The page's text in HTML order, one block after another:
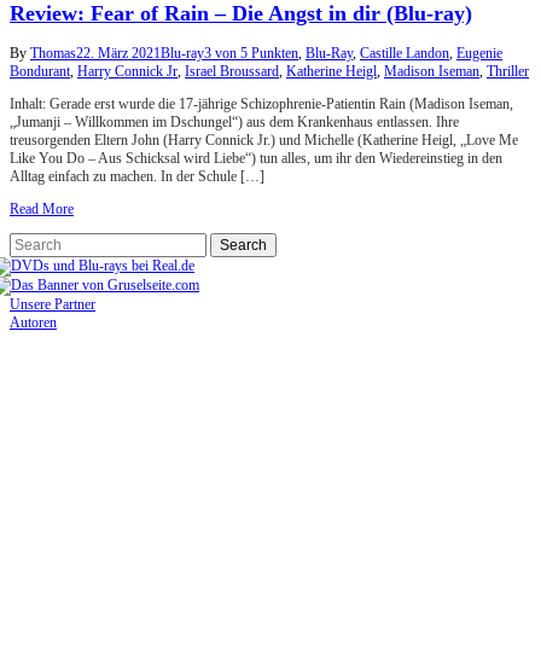
Review: Fear of Rain – Die Angst in dir (Blu-ray)
By Thomas22. März 2021Blu-ray3 von 5 Punkten, Blu-Ray, Castille Landon, Eugenie
Bondurant, Harry Connick Jr, Israel Broussard, Katherine Heigl, Madison Iseman, Thriller
Inhalt: Gerade erst wurde die 17-jährige Schizophrenie-Patientin Rain (Madison Iseman,
„Jumanji – Willkommen im Dschungel“) aus dem Krankenhaus entlassen. Ihre
treusorgenden Eltern John (Harry Connick Jr.) und Michelle (Katherine Heigl, „Love Me
Like You Do – Aus Schicksal wird Liebe“) tun alles, um ihr den Wiedereinstieg in den
Alltag einfach zu machen. In der Schule […]
Read More
Unsere Partner
Autoren